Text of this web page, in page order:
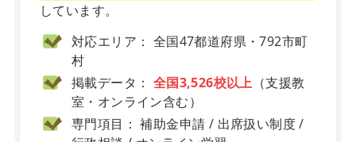
しています。
対応エリア： 全国47都道府県・792市町
村
掲載データ： 全国3,526校以上 （支援教
室・オンライン含む）
専門項目： 補助金申請 / 出席扱い制度 /